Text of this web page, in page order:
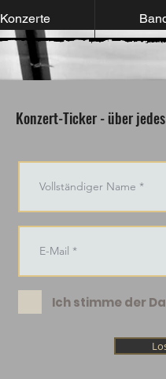
Konzerte
Konzert-Ticker - über
Ich stimme der